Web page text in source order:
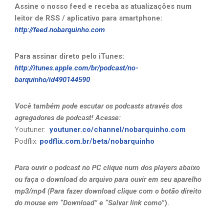
Assine o nosso feed e receba as atualizações num
leitor de RSS / aplicativo para smartphone:
http://feed.nobarquinho.com
Para assinar direto pelo iTunes:
http://itunes.apple.com/br/podcast/no-
barquinho/id490144590
Você também pode escutar os podcasts através dos
agregadores de podcast! Acesse:
Youtuner: youtuner.co/channel/nobarquinho.com
Podflix: podflix.com.br/beta/nobarquinho
Para ouvir o podcast no PC clique num dos players abaixo
ou faça o download do arquivo para ouvir em seu aparelho
mp3/mp4 (Para fazer download clique com o botão direito
do mouse em “Download” e “Salvar link como”).